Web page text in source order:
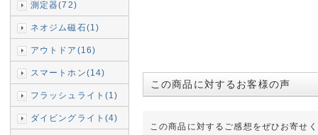
測定器(72)
ネオジム磁石(1)
アウトドア(16)
スマートホン(14)
フラッシュライト(1)
ダイビングライト(4)
この商品に対するお客様の声
この商品に対するご感想をぜひお寄せ